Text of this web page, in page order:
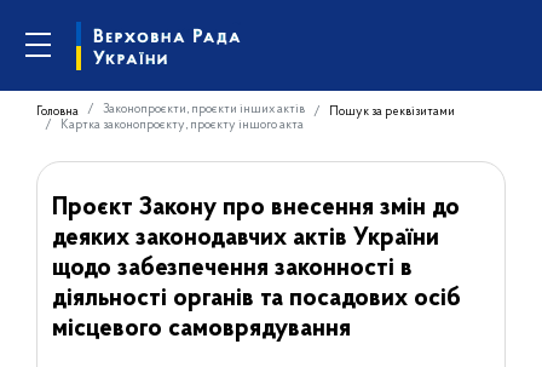
Головна Законопроєкти, проєкти інших актів
Пошук за реквізитами
Картка законопроєкту, проєкту іншого акта
Проєкт Закону про внесення змін до
деяких законодавчих актів України
щодо забезпечення законності в
діяльності органів та посадових осіб
місцевого самоврядування